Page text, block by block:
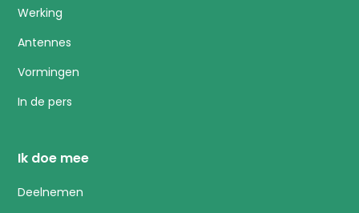
Werking
Antennes
Vormingen
In de pers
Ik doe mee
Deelnemen